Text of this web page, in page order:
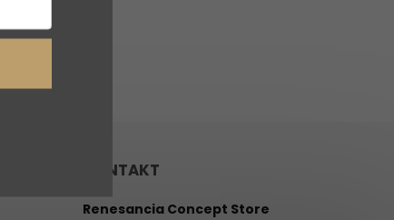
KONTAKT
Renesancia Concept Store